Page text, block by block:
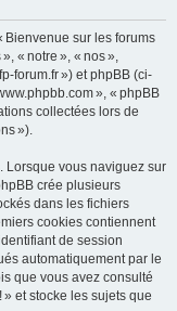
h
Bienvenue sur les forums
« notre », « nos »,
forum.fr ») et phpBB (ci-
», « phpBB
collectées lors de
»).
Lorsque vous naviguez sur
crée plusieurs
dans les fichiers
cookies contiennent
de session
automatiquement par le
que vous avez consulté
et stocke les sujets que